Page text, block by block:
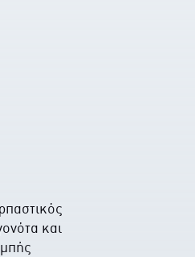
και